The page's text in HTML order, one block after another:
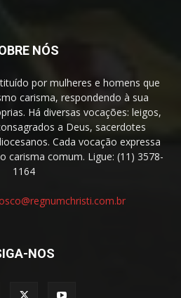
NÓS
por mulheres e homens que
carisma, respondendo à sua
Há diversas vocações: leigos,
a Deus, sacerdotes
Cada vocação expressa
carisma comum. Ligue: (11) 3578-
1164
NOS